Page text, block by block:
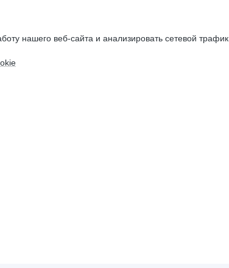
нашего веб-сайта и анализировать сетевой трафик.